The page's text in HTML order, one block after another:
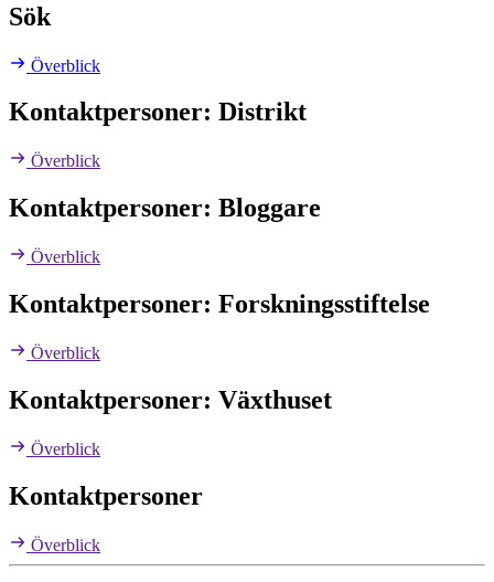
Sök
Överblick
Kontaktpersoner: Distrikt
Överblick
Kontaktpersoner: Bloggare
Överblick
Kontaktpersoner: Forskningsstiftelse
Överblick
Kontaktpersoner: Växthuset
Överblick
Kontaktpersoner
Överblick